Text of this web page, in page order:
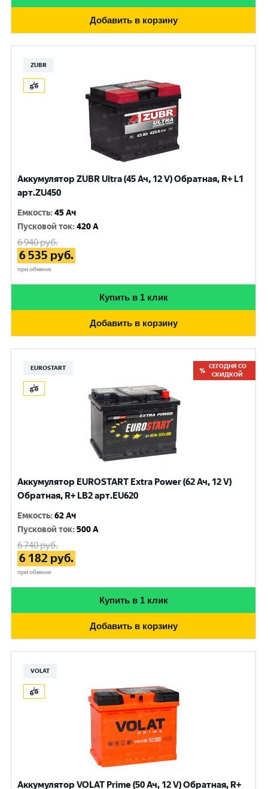
Добавить в корзину
ZUBR
Аккумулятор ZUBR Ultra (45 Ач, 12 V) Обратная, R+ L1
арт.ZU450
Емкость:45 Ач
Пусковой ток:420 A
6 940руб.
6 535 руб.
при обмене
Купить в 1 клик
Добавить в корзину
EUROSTART
СЕГОДНЯ СО
СКИДКОЙ
Аккумулятор EUROSTART Extra Power (62 Ач, 12 V)
Обратная, R+ LB2 арт.EU620
Емкость:62 Ач
Пусковой ток:500 A
6 740руб.
6 182 руб.
при обмене
Купить в 1 клик
Добавить в корзину
VOLAT
Аккумулятор VOLAT Prime (50 Ач, 12 V) Обратная, R+